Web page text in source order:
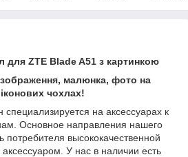
для ZTE Blade A51 з картинкою
малюнка, фото на
чохлах!
на аксессуарах к
Основное направления нашего
потребителя высококачественной
У нас в наличии есть